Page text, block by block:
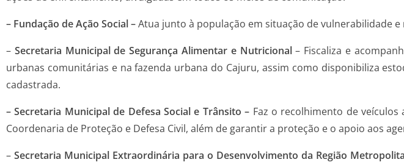
– Fundação de Ação Social –Atua junto à população em situação de vulnerabilidade
– Secretaria Municipal de Segurança Alimentar e Nutricional– Fiscaliza e
urbanas comunitárias e na fazenda urbana do Cajuru, assim como disponibiliza
cadastrada.
– Secretaria Municipal de Defesa Social e Trânsito – Faz o recolhimento de
Coordenaria de Proteção e Defesa Civil, além de garantir a proteção e o apoio aos
– Secretaria Municipal Extraordinária para o Desenvolvimento da Região